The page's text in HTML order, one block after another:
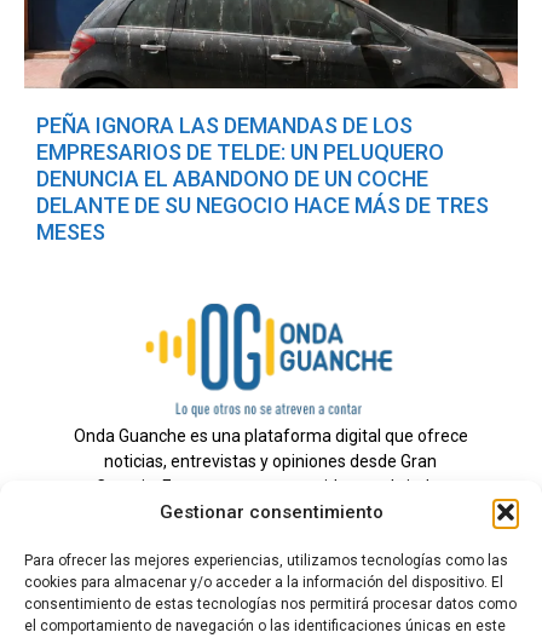
Gestionar consentimiento
Para ofrecer las mejores experiencias, utilizamos tecnologías como las
cookies para almacenar y/o acceder a la información del dispositivo. El
consentimiento de estas tecnologías nos permitirá procesar datos como
el comportamiento de navegación o las identificaciones únicas en este
PEÑA IGNORA LAS DEMANDAS DE LOS
EMPRESARIOS DE TELDE: UN PELUQUERO
DENUNCIA EL ABANDONO DE UN COCHE
DELANTE DE SU NEGOCIO HACE MÁS DE TRES
MESES
Onda Guanche es una plataforma digital que ofrece
noticias, entrevistas y opiniones desde Gran
Canaria. Estamos comprometidos con brindar
información veraz y un periodismo independiente a